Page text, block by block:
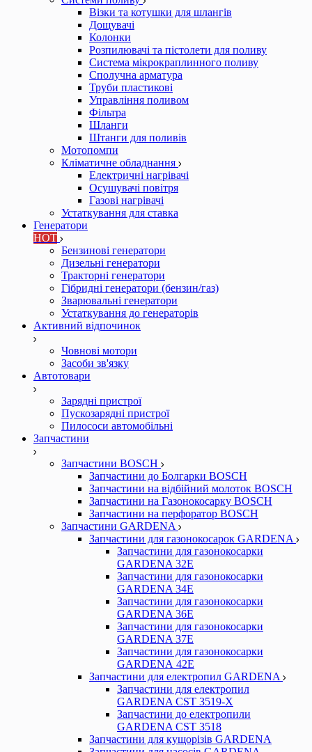
Візки та котушки для шлангів
Дощувачі
Колонки
Розпилювачі та пістолети для поливу
Система мікрокраплинного поливу
Сполучна арматура
Труби пластикові
Управління поливом
Фільтра
Шланги
Штанги для поливів
Мотопомпи
Кліматичне обладнання
Електричні нагрівачі
Осушувачі повітря
Газові нагрівачі
Устаткування для ставка
Генератори
HOT
Бензинові генератори
Дизельні генератори
Тракторні генератори
Гібридні генератори (бензин/газ)
Зварювальні генератори
Устаткування до генераторів
Активний відпочинок
Човнові мотори
Засоби зв'язку
Автотовари
Зарядні пристрої
Пускозарядні пристрої
Пилососи автомобільні
Запчастини
Запчастини BOSCH
Запчастини до Болгарки BOSCH
Запчастини на відбійний молоток BOSCH
Запчастини на Газонокосарку BOSCH
Запчастини на перфоратор BOSCH
Запчастини GARDENA
Запчастини для газонокосарок GARDENA
Запчастини для газонокосарки
GARDENA 32Е
Запчастини для газонокосарки
GARDENA 34Е
Запчастини для газонокосарки
GARDENA 36Е
Запчастини для газонокосарки
GARDENA 37Е
Запчастини для газонокосарки
GARDENА 42Е
Запчастини для електропил GARDENA
Запчастини для електропил
GARDENA CST 3519-X
Запчастини до електропили
GARDENA CST 3518
Запчастини для кущорізів GARDENA